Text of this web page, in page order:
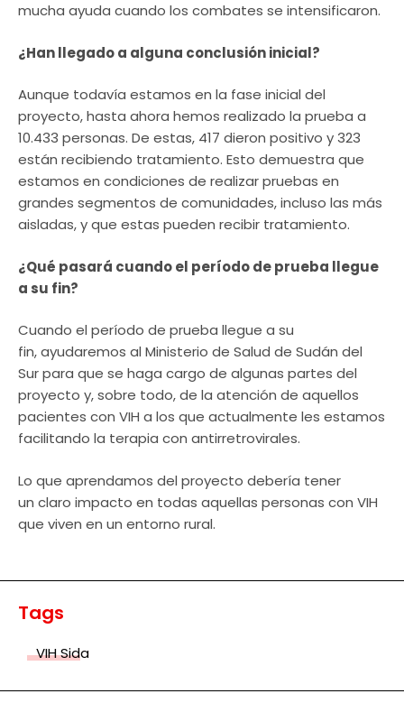
mucha ayuda cuando los combates se intensificaron.
¿Han llegado a alguna conclusión inicial?
Aunque todavía estamos en la fase inicial del
proyecto, hasta ahora hemos realizado la prueba a
10.433 personas. De estas, 417 dieron positivo y 323
están recibiendo tratamiento. Esto demuestra que
estamos en condiciones de realizar pruebas en
grandes segmentos de comunidades, incluso las más
aisladas, y que estas pueden recibir tratamiento.
¿Qué pasará cuando el período de prueba llegue
a su fin?
Cuando el período de prueba llegue a su
fin, ayudaremos al Ministerio de Salud de Sudán del
Sur para que se haga cargo de algunas partes del
proyecto y, sobre todo, de la atención de aquellos
pacientes con VIH a los que actualmente les estamos
facilitando la terapia con antirretrovirales.
Lo que aprendamos del proyecto debería tener
un claro impacto en todas aquellas personas con VIH
que viven en un entorno rural.
Tags
VIH Sida